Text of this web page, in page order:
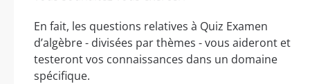
En fait, les questions relatives à Quiz Examen
d’algèbre - divisées par thèmes - vous aideront et
testeront vos connaissances dans un domaine
spécifique.